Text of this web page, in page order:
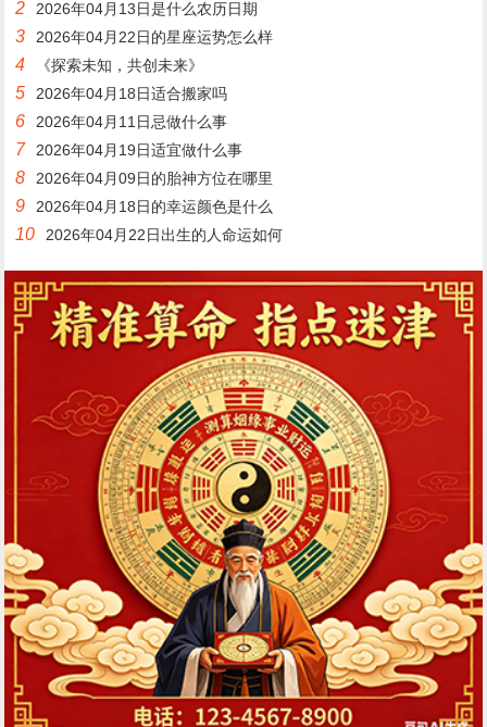
2 2026年04月13日是什么农历日期
3 2026年04月22日的星座运势怎么样
4 《探索未知，共创未来》
5 2026年04月18日适合搬家吗
6 2026年04月11日忌做什么事
7 2026年04月19日适宜做什么事
8 2026年04月09日的胎神方位在哪里
9 2026年04月18日的幸运颜色是什么
10 2026年04月22日出生的人命运如何